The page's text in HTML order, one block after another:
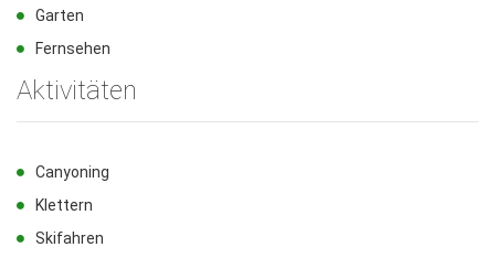
Garten
Fernsehen
Aktivitäten
Canyoning
Klettern
Skifahren